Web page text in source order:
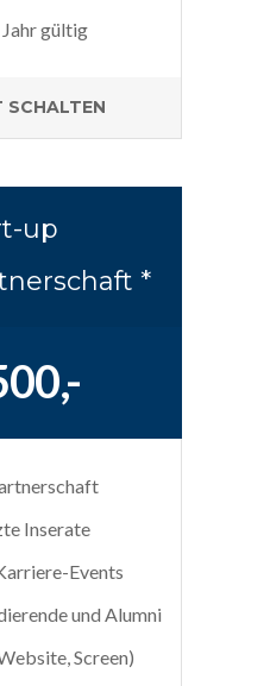
gültig
SCHALTEN
up
*
Inserate
Events
und Alumni
Screen)